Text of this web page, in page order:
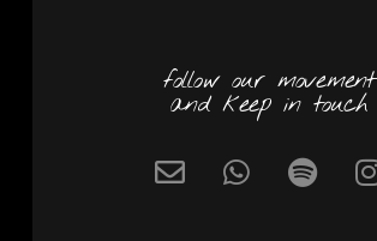
follow our movement
and keep in touch